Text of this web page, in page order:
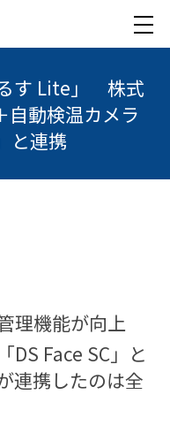
す Lite」 株式
自動検温カメラ
と連携
理機能が向上
DS Face SC」と
連携したのは全